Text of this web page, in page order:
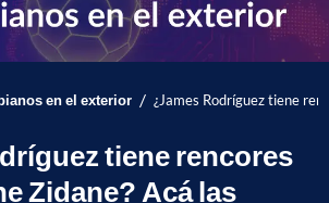
en el exterior / ¿James Rodríguez tiene
tiene rencores
Zidane? Acá las